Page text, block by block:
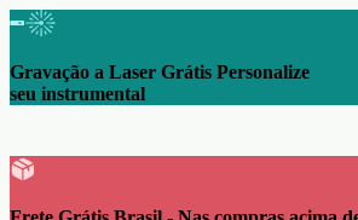
Gravação a Laser Grátis Personalize
seu instrumental